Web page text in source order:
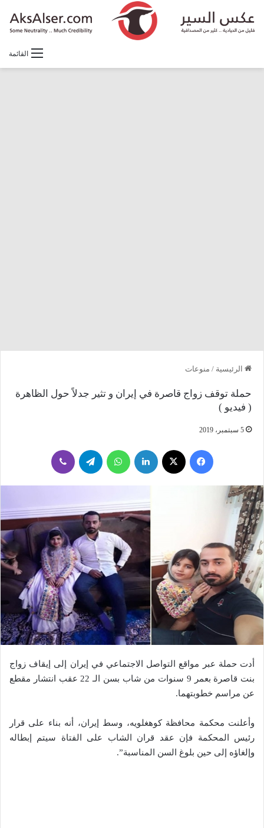
القائمة
الرئيسية / منوعات
حملة توقف زواج قاصرة في إيران و تثير جدلاً حول الظاهرة
( فيديو )
5 سبتمبر، 2019
فيسبوك لينكدإن واتساب تيلقرام
أدت حملة عبر مواقع التواصل الاجتماعي في إيران إلى إيقاف زواج
بنت قاصرة بعمر 9 سنوات من شاب بسن الـ 22 عقب انتشار مقطع
عن مراسم خطوبتهما.
وأعلنت محكمة محافظة كوهغلويه، وسط إيران، أنه بناء على قرار
رئيس المحكمة فإن عقد قران الشاب على الفتاة سيتم إبطاله
وإلغاؤه إلى حين بلوغ السن المناسبة”.